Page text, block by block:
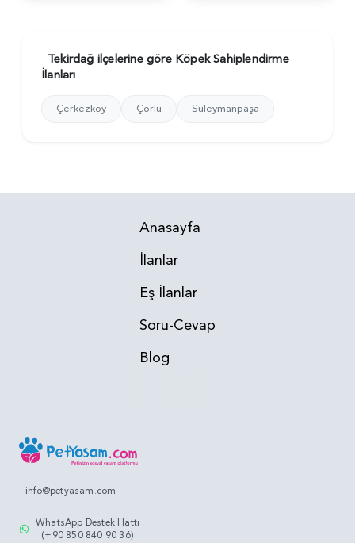
Tekirdağ ilçelerine göre Köpek Sahiplendirme
İlanları
Çerkezköy Çorlu Süleymanpaşa
Anasayfa
İlanlar
Eş İlanlar
Soru-Cevap
Blog
info@petyasam.com
WhatsApp Destek Hattı
(+90 850 840 90 36)